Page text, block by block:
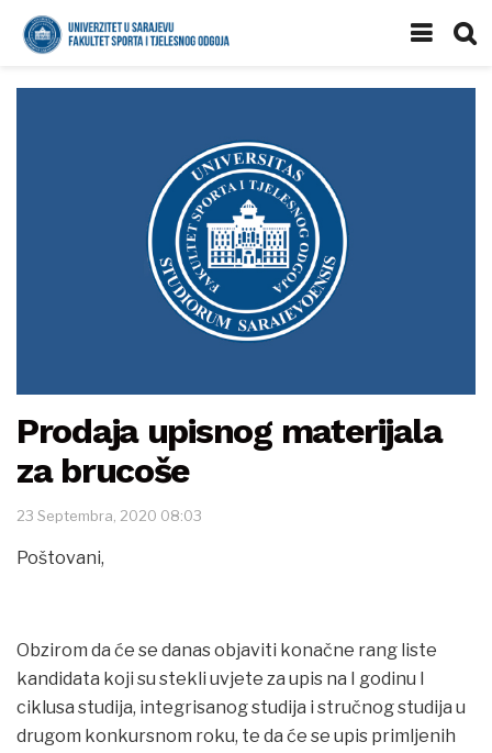
Prodaja upisnog materijala
za brucoše
23 Septembra, 2020 08:03
Poštovani,
Obzirom da će se danas objaviti konačne rang liste
kandidata koji su stekli uvjete za upis na I godinu I
ciklusa studija, integrisanog studija i stručnog studija u
drugom konkursnom roku, te da će se upis primljenih